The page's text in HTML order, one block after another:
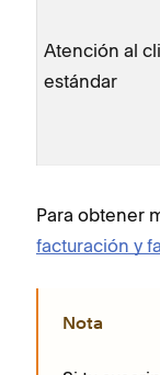
Atención al
estándar
Para obtener
facturación y
Nota